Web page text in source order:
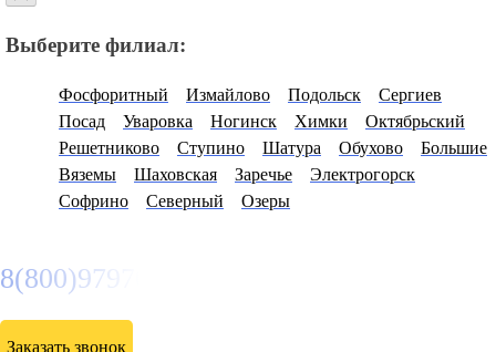
Выберите филиал:
Фосфоритный Измайлово Подольск
Сергиев
Посад
Уваровка Ногинск Химки
Октябрьский
Решетниково
Ступино Шатура Обухово
Большие
Вяземы
Шаховская Заречье
Электрогорск
Софрино
Северный Озеры
8(800)9797043
Заказать звонок